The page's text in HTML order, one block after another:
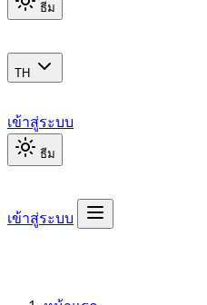
ธีม
TH
เข้าสู่ระบบ
ธีม
เข้าสู่ระบบ